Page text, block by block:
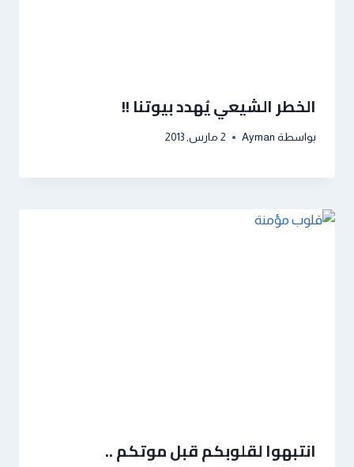
الخطر الشيعي يُهدد بيوتنا !!
بواسطة Ayman 2 مارس, 2013
انتبهوا لقلوبكم قبل موتكم ..